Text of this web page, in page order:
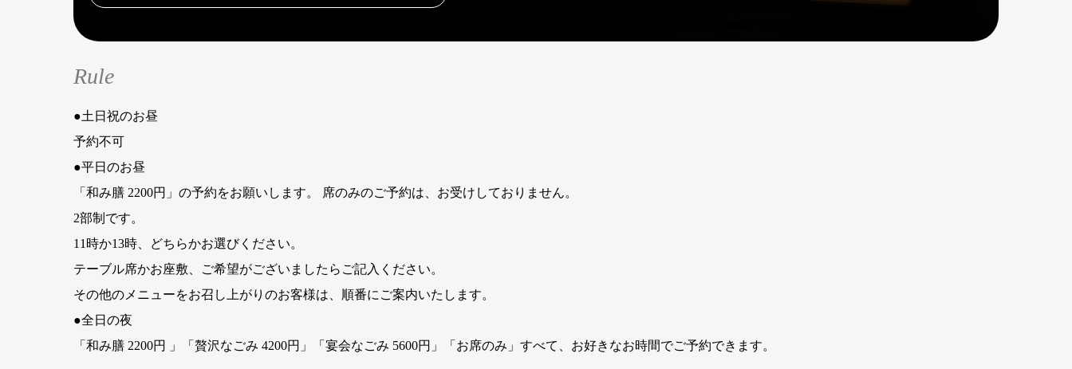
Rule
●土日祝のお昼
予約不可
●平日のお昼
「和み膳 2200円」の予約をお願いします。 席のみのご予約は、お受けしておりません。
2部制です。
11時か13時、どちらかお選びください。
テーブル席かお座敷、ご希望がございましたらご記入ください。
その他のメニューをお召し上がりのお客様は、順番にご案内いたします。
●全日の夜
「和み膳 2200円 」「贅沢なごみ 4200円」「宴会なごみ 5600円」「お席のみ」すべて、お好きなお時間でご予約できます。